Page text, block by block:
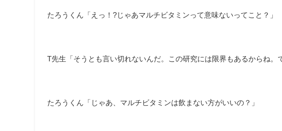
たろうくん「えっ！?じゃあマルチビタミンって意味ないってこと？」
T先生「そうとも言い切れないんだ。この研究には限界もあるからね
たろうくん「じゃあ、マルチビタミンは飲まない方がいいの？」